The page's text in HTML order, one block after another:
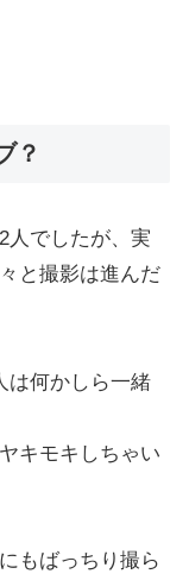
？
人でしたが、実
と撮影は進んだ
は何かしら一緒
キモキしちゃい
もばっちり撮ら